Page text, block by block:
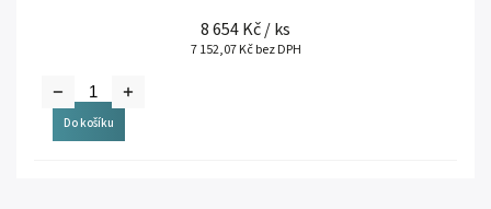
8 654 Kč/ ks
7 152,07 Kč bez DPH
Do košíku